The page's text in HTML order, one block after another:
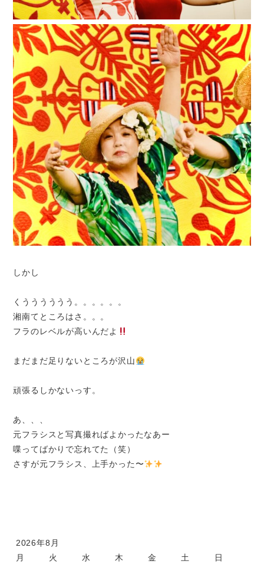
しかし
くうううううう。。。。。。
湘南てところはさ。。。
フラのレベルが高いんだよ
まだまだ足りないところが沢山
頑張るしかないっす。
あ、、、
元フラシスと写真撮ればよかったなあー
喋ってばかりで忘れてた（笑）
さすが元フラシス、上手かった〜
2026年8月
月
火 水 木 金 土
日